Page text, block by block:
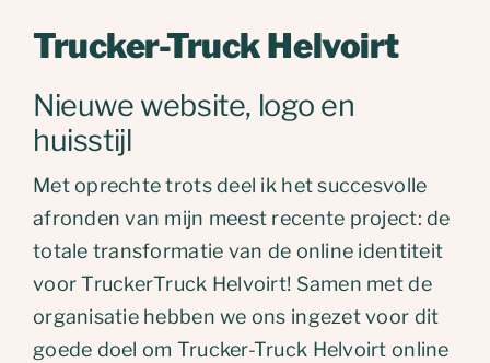
Trucker-Truck Helvoirt
Nieuwe website, logo en
huisstijl
Met oprechte trots deel ik het succesvolle
afronden van mijn meest recente project: de
totale transformatie van de online identiteit
voor TruckerTruck Helvoirt! Samen met de
organisatie hebben we ons ingezet voor dit
goede doel om Trucker-Truck Helvoirt online